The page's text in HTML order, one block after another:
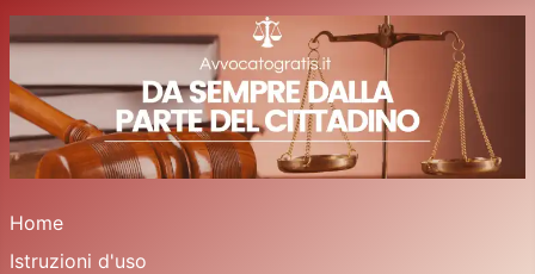
Home
Istruzioni d'uso